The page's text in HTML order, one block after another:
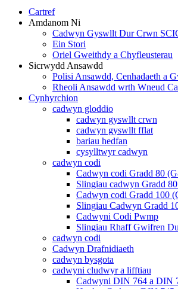
Cartref
Amdanom Ni
Cadwyn Gyswllt Dur Crwn
Ein Stori
Oriel Gweithdy a Chyfleusterau
Sicrwydd Ansawdd
Polisi Ansawdd, Cenhadaeth a
Rheoli Ansawdd wrth Wneud
Cynhyrchion
cadwyn gloddio
cadwyn gyswllt crwn
cadwyn gyswllt fflat
bariau hedfan
cysylltwyr cadwyn
cadwyn codi
Cadwyn codi Gradd 80
Slingiau cadwyn Gradd
Cadwyn codi Gradd 100
Slingiau Cadwyn Gradd
Cadwyni Codi Pwmp
Slingiau Rhaff Gwifren
cadwyn codi
Cadwyn Drafnidiaeth
cadwyn bysgota
cadwyni cludwyr a lifftiau
Cadwyni DIN 764 a DIN